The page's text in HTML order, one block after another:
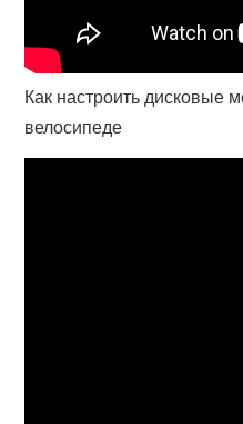
Как настроить дисковые
велосипеде